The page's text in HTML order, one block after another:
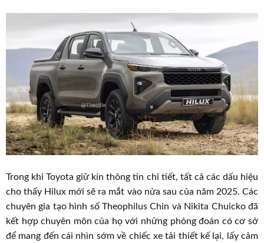
Trong khi Toyota giữ kín thông tin chi tiết, tất cả các dấu hiệu
cho thấy Hilux mới sẽ ra mắt vào nửa sau của năm 2025. Các
chuyên gia tạo hình số Theophilus Chin và Nikita Chuicko đã
kết hợp chuyên môn của họ với những phỏng đoán có cơ sở
để mang đến cái nhìn sớm về chiếc xe tải thiết kế lại, lấy cảm